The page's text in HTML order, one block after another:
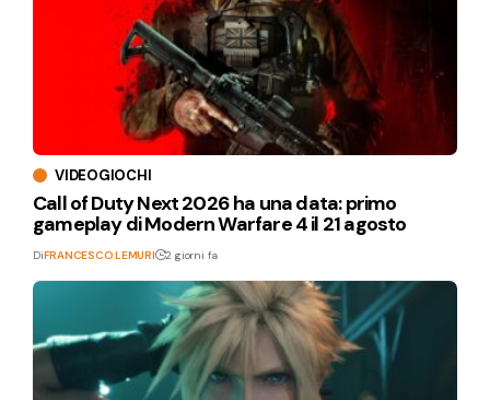
VIDEOGIOCHI
Call of Duty Next 2026 ha una data: primo
gameplay di Modern Warfare 4 il 21 agosto
DiFRANCESCO LEMURI 2 giorni fa